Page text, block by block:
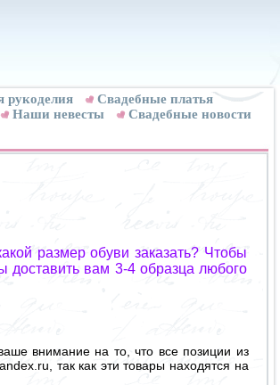
рукоделия
Cвадебные платья
Наши невесты
Свадебные новости
размер обуви заказать? Чтобы
доставить вам 3-4 образца любого
внимание на то, что все позиции из
так как эти товары находятся на